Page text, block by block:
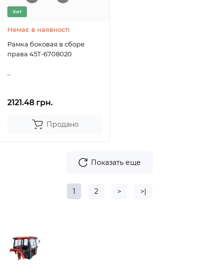
Хит
Немає в наявності
Рамка боковая в сборе
права 45Т-6708020
..
2121.48 грн.
Продано
Показать еще
1 2 > >|